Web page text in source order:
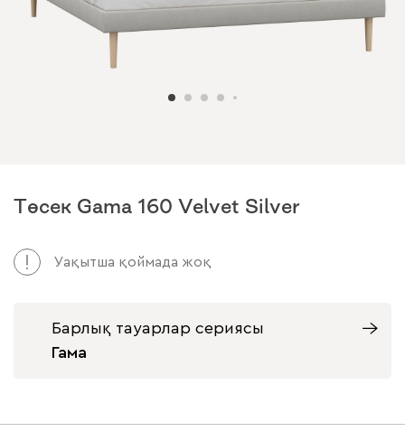
Төсек Gama 160 Velvet Silver
Уақытша қоймада жоқ
Барлық тауарлар сериясы
Гама